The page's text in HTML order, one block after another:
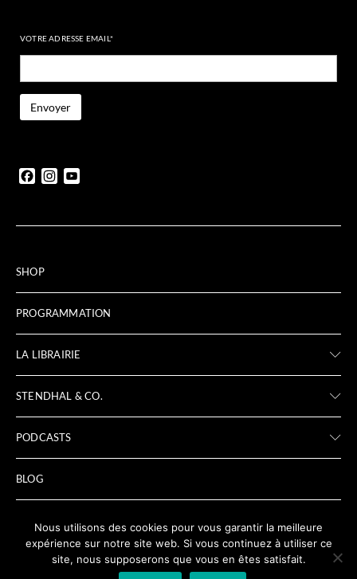
VOTRE ADRESSE EMAIL*
FacebookInstagram
SHOP
PROGRAMMATION
LA LIBRAIRIE
STENDHAL & CO.
PODCASTS
BLOG
Nous utilisons des cookies pour vous garantir la meilleure
expérience sur notre site web. Si vous continuez à utiliser ce
site, nous supposerons que vous en êtes satisfait.